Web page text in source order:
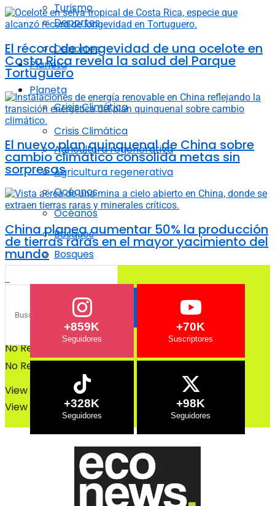
Deportes
Planeta
Crisis Climática
Agricultura regenerativa
Océanos
Bosques
No Result
View All Result
Turismo
Deportes
Planeta
Crisis Climática
Agricultura regenerativa
Océanos
Bosques
No Result
View All Result
El récord de longevidad de una ocelote en
Costa Rica revela la salud del Parque
Tortuguero
El nuevo plan quinquenal de China sobre
cambio climático consolida metas sin
sorpresas
China planea aumentar 50% la producción
de tierras raras en el mayor yacimiento del
mundo
+859K +70K
+328K +98K